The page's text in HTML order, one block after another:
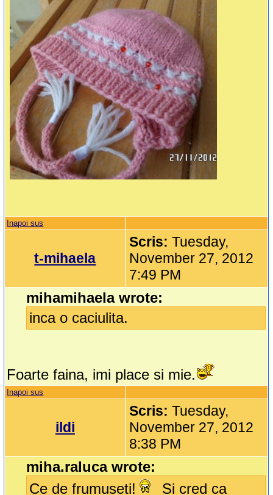
Inapoi sus
t-mihaela
Scris:Tuesday,
November 27, 2012
7:49 PM
mihamihaela wrote:
inca o caciulita.
Foarte faina, imi place si mie.
Inapoi sus
ildi
Scris:Tuesday,
November 27, 2012
8:38 PM
miha.raluca wrote:
Ce de frumuseti!
Si cred ca